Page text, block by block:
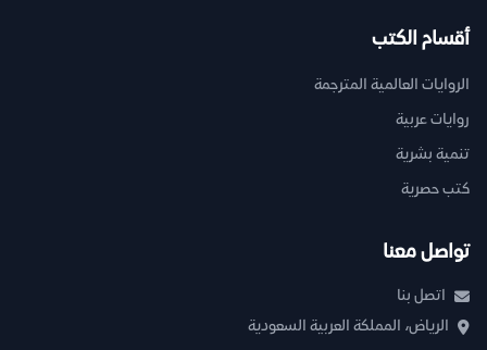
أقسام الكتب
الروايات العالمية المترجمة
روايات عربية
تنمية بشرية
كتب حصرية
تواصل معنا
اتصل بنا
الرياض، المملكة العربية السعودية